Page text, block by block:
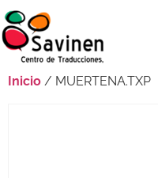
Inicio / MUERTENA.TXP